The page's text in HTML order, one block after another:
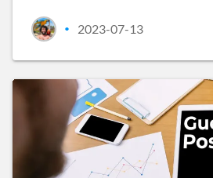
• 2023-07-13